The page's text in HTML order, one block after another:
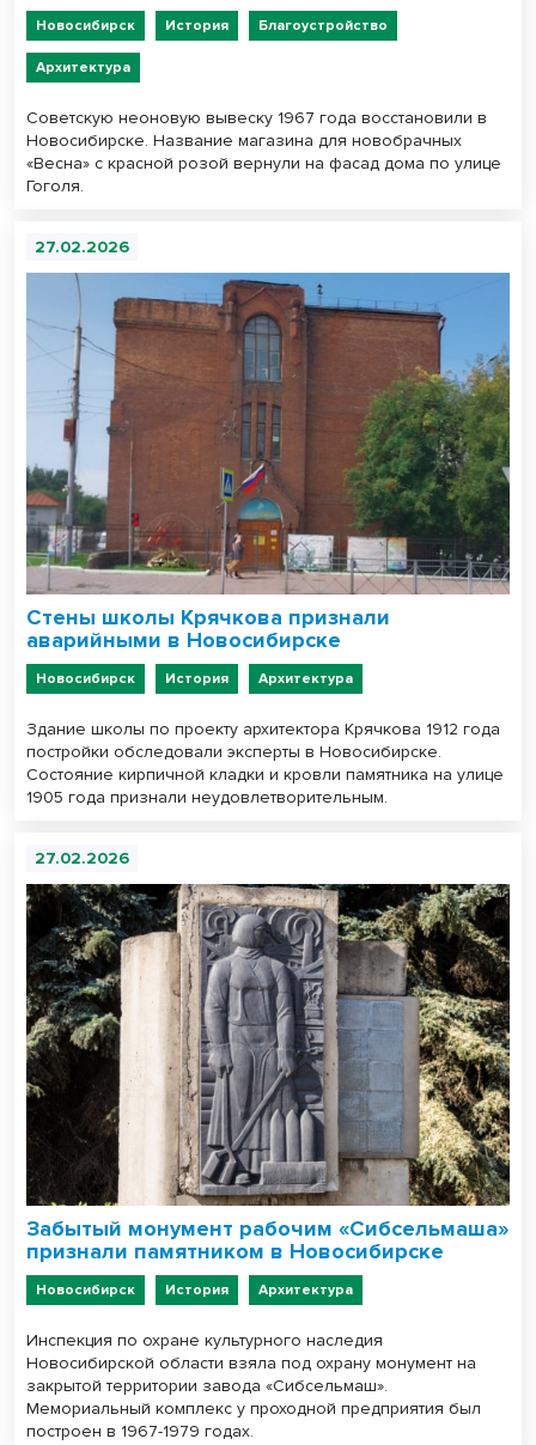
Новосибирск История Благоустройство
Архитектура
Советскую неоновую вывеску 1967 года восстановили в
Новосибирске. Название магазина для новобрачных
«Весна» с красной розой вернули на фасад дома по улице
Гоголя.
27.02.2026
Стены школы Крячкова признали
аварийными в Новосибирске
Новосибирск История Архитектура
Здание школы по проекту архитектора Крячкова 1912 года
постройки обследовали эксперты в Новосибирске.
Состояние кирпичной кладки и кровли памятника на улице
1905 года признали неудовлетворительным.
27.02.2026
Забытый монумент рабочим «Сибсельмаша»
признали памятником в Новосибирске
Новосибирск История Архитектура
Инспекция по охране культурного наследия
Новосибирской области взяла под охрану монумент на
закрытой территории завода «Сибсельмаш».
Мемориальный комплекс у проходной предприятия был
построен в 1967-1979 годах.